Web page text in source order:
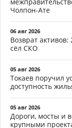
Чолпон-Ате
06 авг 2026
Возврат
сёл СКО
05 авг 2026
Токаев поручил
доступность
05 авг 2026
Дороги, мосты и
крупными